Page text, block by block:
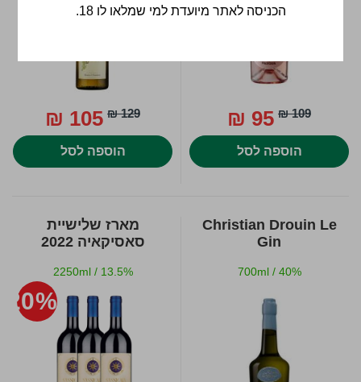
הכניסה לאתר מיועדת למי שמלאו לו 18.
109 ₪
95 ₪
הוספה לסל
129 ₪
105 ₪
הוספה לסל
Christian Drouin Le
Gin
700ml / 40%
מארז שלישיית
סאסיקאיה 2022
2250ml / 13.5%
20%